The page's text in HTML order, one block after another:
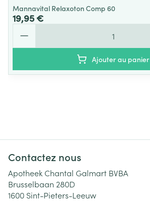
Mannavital Relaxoton Comp 60
19,95 €
Ajouter au panier
Contactez nous
Apotheek Chantal Galmart BVBA
Brusselbaan 280D
1600 Sint-Pieters-Leeuw